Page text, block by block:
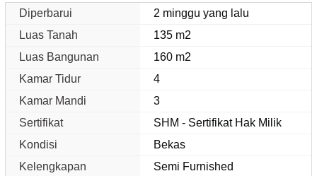
Diperbarui
2 minggu yang lalu
Luas Tanah
135 m2
Luas Bangunan
160 m2
Kamar Tidur
4
Kamar Mandi
3
Sertifikat
SHM - Sertifikat Hak Milik
Kondisi
Bekas
Kelengkapan
Semi Furnished